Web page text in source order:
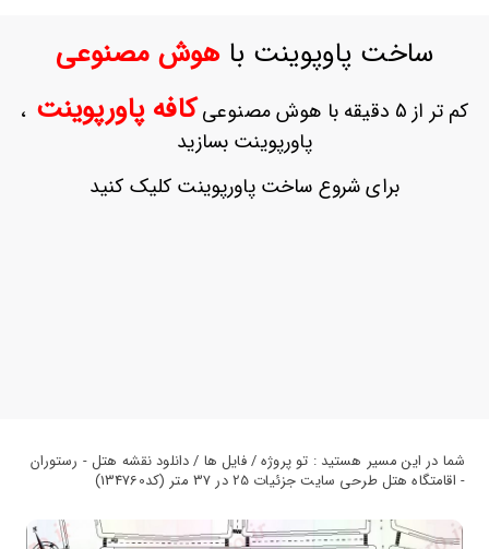
حساب
ثبت
بازیابی
ساخت پاوپوینت باهوش مصنوعی
کم تر از 5 دقیقه با هوش مصنوعی کافه پاورپوینت ،
پاورپوینت بسازید
برای شروع ساخت پاورپوینت کلیک کنید
شما در این مسیر هستید : تو پروژه / فایل ها / دانلود نقشه هتل - رستوران
- اقامتگاه هتل طرحی سایت جزئیات 25 در 37 متر (کد134760)